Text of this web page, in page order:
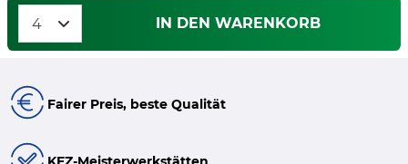
IN DEN WARENKORB
Fairer Preis, beste Qualität